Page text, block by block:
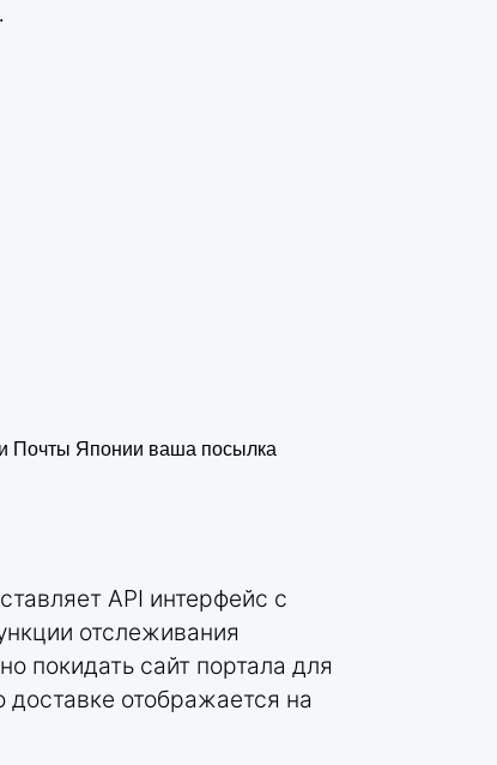
Почты Японии ваша посылка
API интерфейс с
отслеживания
покидать сайт портала для
отображается на